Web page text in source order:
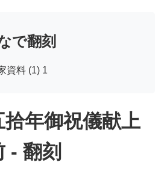
で翻刻
資料 (1) 1
年御祝儀献上
- 翻刻